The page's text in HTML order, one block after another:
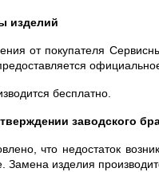
изделий
от покупателя
бесплатно.
заводского
что недостаток
Замена изделия